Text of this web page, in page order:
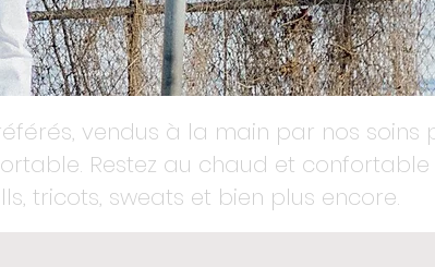
vendus à la main par nos soins
Restez au chaud et
tricots, sweats et bien plus encore.